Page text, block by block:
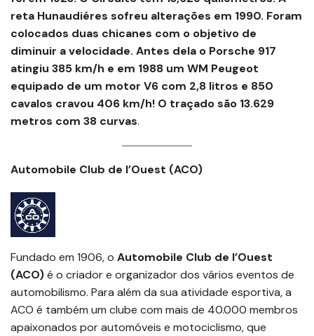
reta Hunaudiéres sofreu alterações em 1990. Foram
colocados duas chicanes com o objetivo de
diminuir a velocidade. Antes dela o Porsche 917
atingiu 385 km/h e em 1988 um WM Peugeot
equipado de um motor V6 com 2,8 litros e 850
cavalos cravou 406 km/h! O traçado são 13.629
metros com 38 curvas.
Automobile Club de l’Ouest (ACO)
Fundado em 1906, o Automobile Club de l’Ouest
(ACO)é o criador e organizador dos vários eventos de
automobilismo. Para além da sua atividade esportiva, a
ACO é também um clube com mais de 40.000 membros
apaixonados por automóveis e motociclismo, que